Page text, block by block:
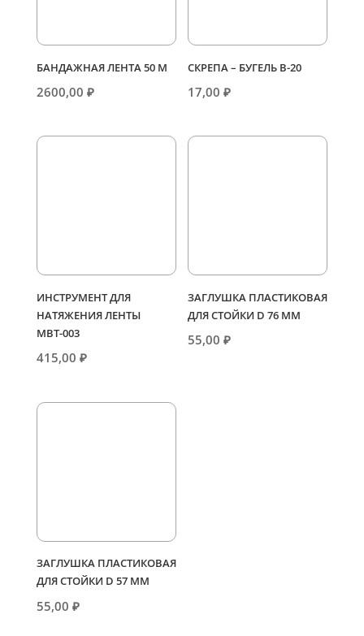
БАНДАЖНАЯ ЛЕНТА 50 М
2600,00 ₽
СКРЕПА – БУГЕЛЬ В-20
17,00₽
ИНСТРУМЕНТ ДЛЯ
НАТЯЖЕНИЯ ЛЕНТЫ
МВТ-003
415,00 ₽
ЗАГЛУШКА ПЛАСТИКОВАЯ
ДЛЯ СТОЙКИ D 76 ММ
55,00₽
ЗАГЛУШКА ПЛАСТИКОВАЯ
ДЛЯ СТОЙКИ D 57 ММ
55,00 ₽